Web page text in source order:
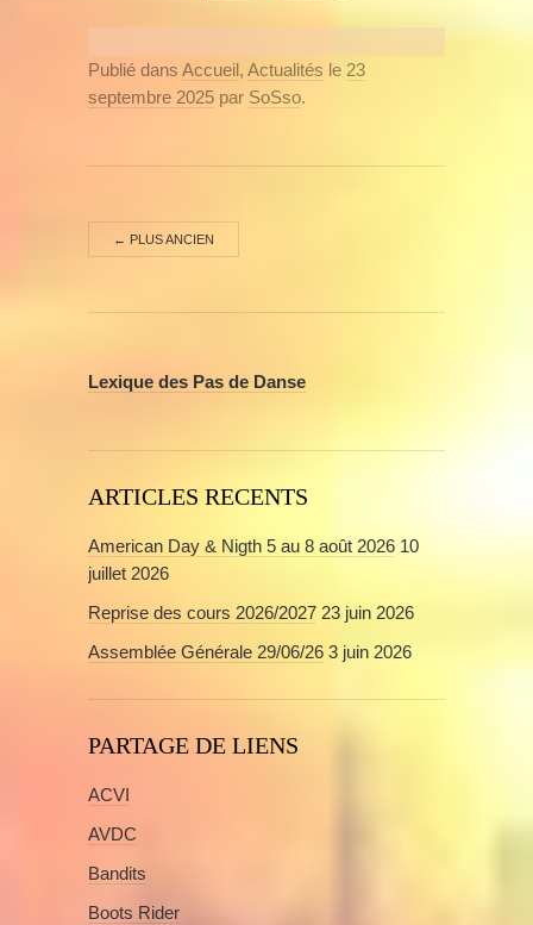
Publié dans Accueil, Actualités le 23
septembre 2025 par SoSso.
← PLUS ANCIEN
Lexique des Pas de Danse
ARTICLES RECENTS
American Day & Nigth 5 au 8 août 2026 10
juillet 2026
Reprise des cours 2026/2027 23 juin 2026
Assemblée Générale 29/06/26 3 juin 2026
PARTAGE DE LIENS
ACVI
AVDC
Bandits
Boots Rider